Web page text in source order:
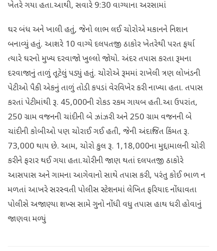
ખેતરે ગયા હતા.આથી, સવારે 9:30 વાગ્યાના અરસામાં
ઘર બંધ અને ખાલી હતું, જેનો લાભ લઈ ચોરોએ મકાનને નિશાન
બનાવ્યું હતું. આશરે 10 વાગ્યે દલપતજી ઠાકોર ખેતરેથી પરત ફર્યા
ત્યારે ઘરનો મુખ્ય દરવાજો ખુલ્લો જોયો. અંદર તપાસ કરતા રૂમના
દરવાજાનું તાળું તૂટેલું પડ્યું હતું. ચોરોએ રૂમમાં રાખેલી ત્રણ લોખંડની
પેટીઓ પૈકી એકનું તાળું તોડી કપડાં વેરવિખેર કરી નાખ્યા હતા. તપાસ
કરતાં પેટીમાંથી રૂ. 45,000ની રોકડ રકમ ગાયબ હતી.આ ઉપરાંત,
250 ગ્રામ વજનની ચાંદીની બે ઝાંઝરી અને 250 ગ્રામ વજનની બે
ચાંદીની કોબીઓ પણ ચોરાઈ ગઈ હતી, જેની અંદાજિત કિંમત રૂ.
73,000 થાય છે. આમ, ચોરો કુલ રૂ. 1,18,000ના મુદ્દામાલની ચોરી
કરીને ફરાર થઈ ગયા હતા.ચોરીની જાણ થતાં દલપતજી ઠાકોરે
આસપાસ અને ગામના આગેવાનો સાથે તપાસ કરી, પરંતુ કોઈ ભાળ ન
મળતાં આખરે સરસ્વતી પોલીસ સ્ટેશનમાં લેખિત ફરિયાદ નોંધાવતા
પોલીસે અજાણ્યા શખ્સ સામે ગુનો નોંધી વધુ તપાસ હાથ ધરી હોવાનું
જાણવા મળ્યું